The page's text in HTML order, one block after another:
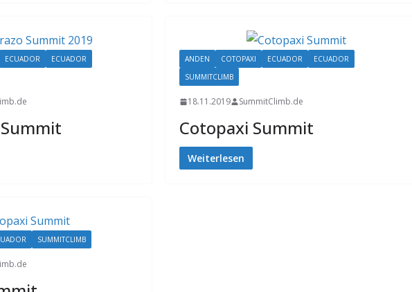
ECUADOR
ECUADOR
ANDEN COTOPAXI ECUADOR
ECUADOR
SUMMITCLIMB
18.11.2019 SummitClimb.de
Cotopaxi Summit
Weiterlesen
SUMMITCLIMB